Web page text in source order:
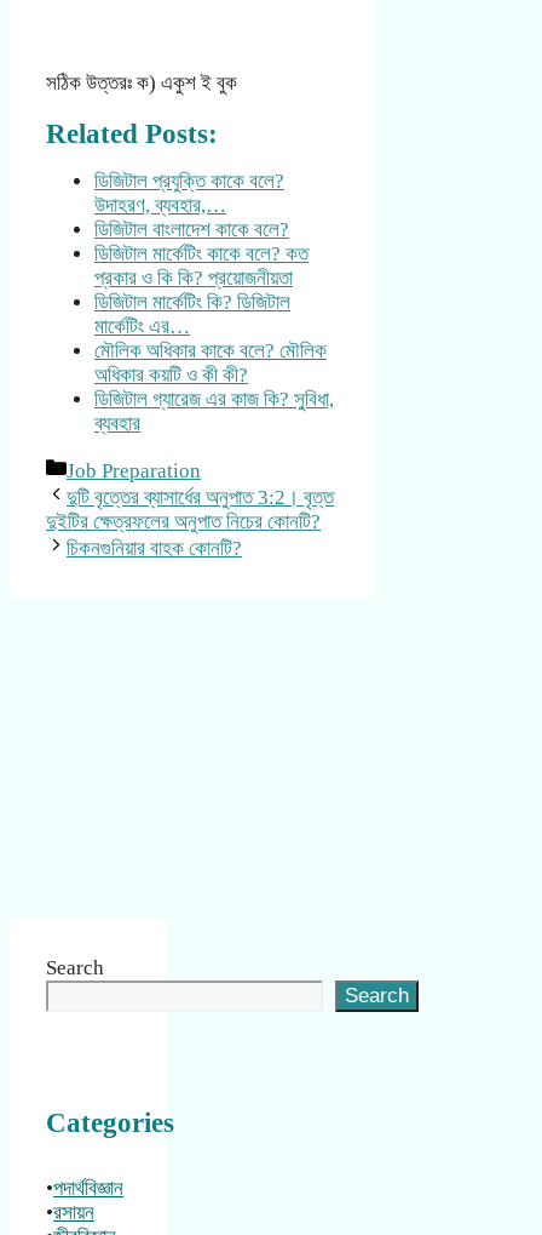
সঠিক উত্তরঃ ক) একুশ ই বুক
Related Posts:
ডিজিটাল প্রযুক্তি কাকে বলে?
উদাহরণ, ব্যবহার,…
ডিজিটাল বাংলাদেশ কাকে বলে?
ডিজিটাল মার্কেটিং কাকে বলে? কত
প্রকার ও কি কি? প্রয়োজনীয়তা
ডিজিটাল মার্কেটিং কি? ডিজিটাল
মার্কেটিং এর…
মৌলিক অধিকার কাকে বলে? মৌলিক
অধিকার কয়টি ও কী কী?
ডিজিটাল গ্যারেজ এর কাজ কি? সু্বিধা,
ব্যবহার
Categories
Job Preparation
দুটি বৃত্তের ব্যাসার্ধের অনুপাত 3:2। বৃত্ত
দুইটির ক্ষেত্রফলের অনুপাত নিচের কোনটি?
চিকনগুনিয়ার বাহক কোনটি?
Search
Search
Categories
•পদার্থবিজ্ঞান
•রসায়ন